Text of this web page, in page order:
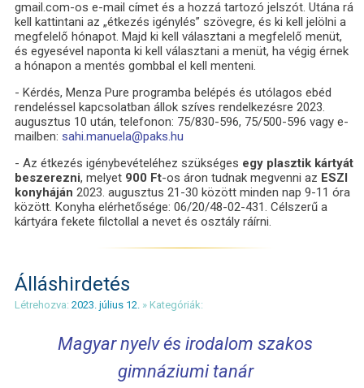
gmail.com-os e-mail címet és a hozzá tartozó jelszót. Utána rá
kell kattintani az „étkezés igénylés” szövegre, és ki kell jelölni a
megfelelő hónapot. Majd ki kell választani a megfelelő menüt,
és egyesével naponta ki kell választani a menüt, ha végig érnek
a hónapon a mentés gombbal el kell menteni.
- Kérdés, Menza Pure programba belépés és utólagos ebéd
rendeléssel kapcsolatban állok szíves rendelkezésre 2023.
augusztus 10 után, telefonon: 75/830-596, 75/500-596 vagy e-
mailben: sahi.manuela@paks.hu
- Az étkezés igénybevételéhez szükséges egy plasztik kártyát
beszerezni, melyet 900 Ft-os áron tudnak megvenni az ESZI
konyháján 2023. augusztus 21-30 között minden nap 9-11 óra
között. Konyha elérhetősége: 06/20/48-02-431. Célszerű a
kártyára fekete filctollal a nevet és osztály ráírni.
Álláshirdetés
Létrehozva: 2023. július 12. » Kategóriák:
Magyar nyelv és irodalom szakos
gimnáziumi tanár